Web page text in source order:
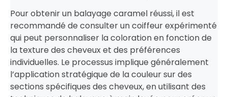
Pour obtenir un balayage caramel réussi, il est
recommandé de consulter un coiffeur expérimenté
qui peut personnaliser la coloration en fonction de
la texture des cheveux et des préférences
individuelles. Le processus implique généralement
l’application stratégique de la couleur sur des
sections spécifiques des cheveux, en utilisant des